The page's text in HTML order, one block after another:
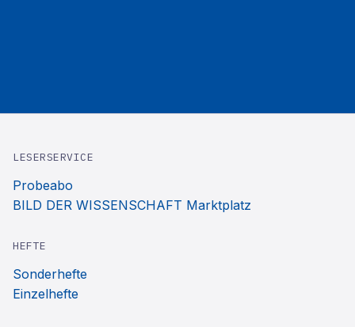
LESERSERVICE
Probeabo
BILD DER WISSENSCHAFT Marktplatz
HEFTE
Sonderhefte
Einzelhefte